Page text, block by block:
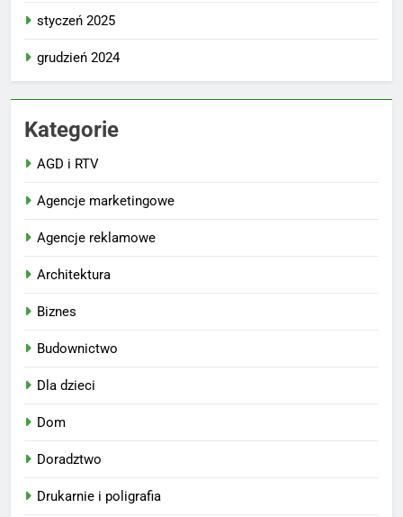
styczeń 2025
grudzień 2024
Kategorie
AGD i RTV
Agencje marketingowe
Agencje reklamowe
Architektura
Biznes
Budownictwo
Dla dzieci
Dom
Doradztwo
Drukarnie i poligrafia